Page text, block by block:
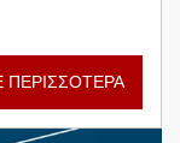
ΠΕΡΙΣΣΟΤΕΡΑ